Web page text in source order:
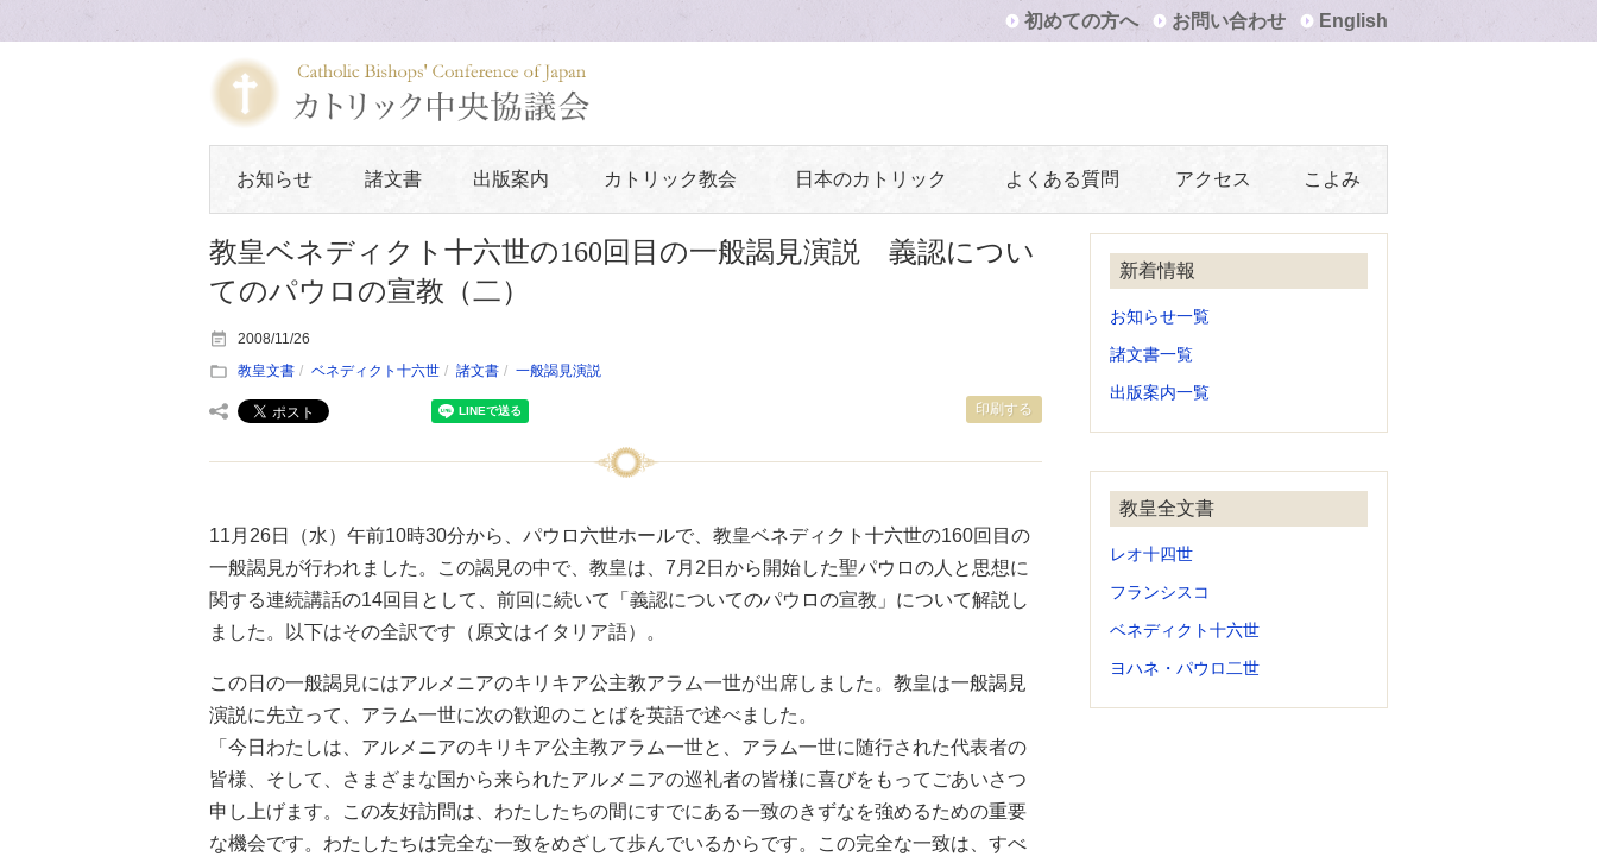
初めての方へ お問い合わせ English
お知らせ 諸文書 出版案内 カトリック教会 日本のカトリック よくある質問 アクセス こよみ
教皇ベネディクト十六世の160回目の一般謁見演説 義認につい
てのパウロの宣教（二）
印刷する
2008/11/26
教皇文書
ベネディクト十六世 諸文書 一般謁見演説
11月26日（水）午前10時30分から、パウロ六世ホールで、教皇ベネディクト十六世の160回目の
一般謁見が行われました。この謁見の中で、教皇は、7月2日から開始した聖パウロの人と思想に
関する連続講話の14回目として、前回に続いて「義認についてのパウロの宣教」について解説し
ました。以下はその全訳です（原文はイタリア語）。
この日の一般謁見にはアルメニアのキリキア公主教アラム一世が出席しました。教皇は一般謁見
演説に先立って、アラム一世に次の歓迎のことばを英語で述べました。
「今日わたしは、アルメニアのキリキア公主教アラム一世と、アラム一世に随行された代表者の
皆様、そして、さまざまな国から来られたアルメニアの巡礼者の皆様に喜びをもってごあいさつ
申し上げます。この友好訪問は、わたしたちの間にすでにある一致のきずなを強めるための重要
な機会です。わたしたちは完全な一致をめざして歩んでいるからです。この完全な一致は、すべ
新着情報
お知らせ一覧
諸文書一覧
出版案内一覧
教皇全文書
レオ十四世
フランシスコ
ベネディクト十六世
ヨハネ・パウロ二世